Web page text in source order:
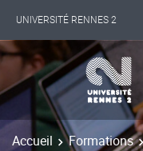
UNIVERSITÉ RENNES 2
INTERNATIONAL
LES NOUVELLES DE RENNES
Accueil Formations